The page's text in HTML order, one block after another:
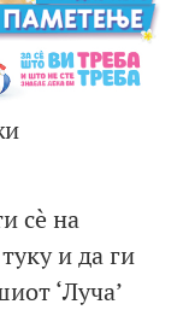
сè на
и да ги
‘Луча’